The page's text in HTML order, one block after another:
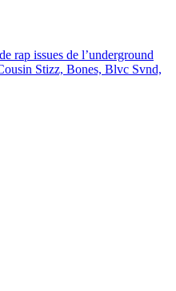
rap issues de l’underground
Stizz, Bones, Blvc Svnd,